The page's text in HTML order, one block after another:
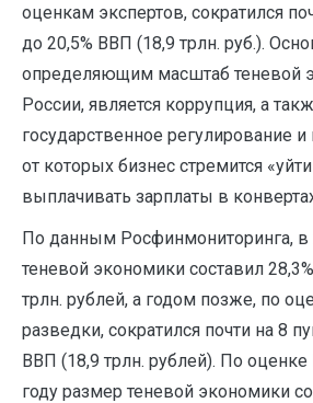
оценкам экспертов, сократился
до 20,5% ВВП (18,9 трлн. руб.).
определяющим масштаб теневой
России, является коррупция, а
государственное регулирование
от которых бизнес стремится
выплачивать зарплаты в
По данным Росфинмониторинга, в
теневой экономики составил
трлн. рублей, а годом позже, по
разведки, сократился почти на 8
ВВП (18,9 трлн. рублей). По оценке
году размер теневой экономики